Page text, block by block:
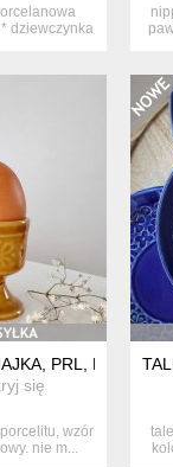
dziewczynka
PRL,
się
wzór
nie m...